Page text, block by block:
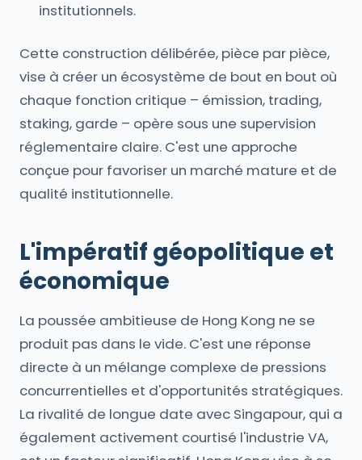
institutionnels.
Cette construction délibérée, pièce par pièce,
vise à créer un écosystème de bout en bout où
chaque fonction critique – émission, trading,
staking, garde – opère sous une supervision
réglementaire claire. C'est une approche
conçue pour favoriser un marché mature et de
qualité institutionnelle.
L'impératif géopolitique et
économique
La poussée ambitieuse de Hong Kong ne se
produit pas dans le vide. C'est une réponse
directe à un mélange complexe de pressions
concurrentielles et d'opportunités stratégiques.
La rivalité de longue date avec Singapour, qui a
également activement courtisé l'industrie VA,